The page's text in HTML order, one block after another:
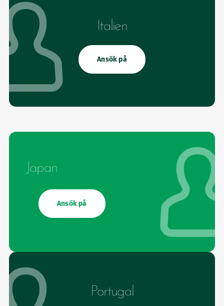
Italien
Ansök på
Japan
Ansök på
Portugal